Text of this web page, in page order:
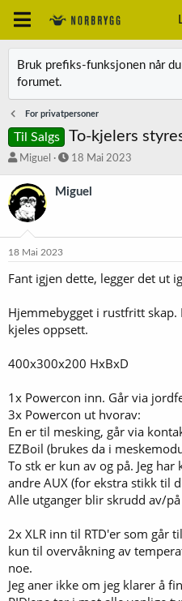
Bruk prefiks-funksjonen når
forumet.
For privatpersoner
Til Salgs To-kjelers
T
å
d
s
t
Miguel
S
a
r
o
18 Mai 2023
Miguel
18 Mai 2023
Fant igjen dette, legger det ut
Hjemmebygget i rustfritt skap.
kjeles oppsett.
400x300x200 HxBxD
1x Powercon inn. Går via
3x Powercon ut hvorav:
En er til mesking, går via
EZBoil (brukes da i
To stk er kun av og på. Jeg
andre AUX (for ekstra stikk til
Alle utganger blir skrudd av/
2x XLR inn til RTD'er som går
kun til overvåkning av
noe.
Jeg aner ikke om jeg klarer å